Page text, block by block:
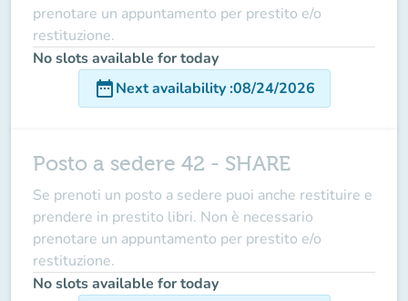
prenotare un appuntamento per prestito e/o
restituzione.
No slots available for today
date_rangeNext availability:08/24/2026
Posto a sedere 42 - SHARE
Se prenoti un posto a sedere puoi anche restituire e
prendere in prestito libri. Non è necessario
prenotare un appuntamento per prestito e/o
restituzione.
No slots available for today